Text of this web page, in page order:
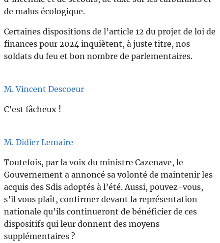
de malus écologique.
Certaines dispositions de l’article 12 du projet de loi de
finances pour 2024 inquiètent, à juste titre, nos
soldats du feu et bon nombre de parlementaires.
M. Vincent Descoeur
C’est fâcheux !
M. Didier Lemaire
Toutefois, par la voix du ministre Cazenave, le
Gouvernement a annoncé sa volonté de maintenir les
acquis des Sdis adoptés à l’été. Aussi, pouvez-vous,
s’il vous plaît, confirmer devant la représentation
nationale qu’ils continueront de bénéficier de ces
dispositifs qui leur donnent des moyens
supplémentaires ?